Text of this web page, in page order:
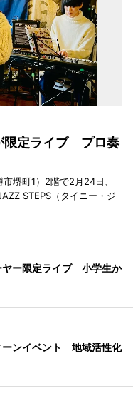
限定ライブ プロ奏
堺町1）2階で2月24日、
STEPS（タイニー・ジ
ヤー限定ライブ 小学生か
ーンイベント 地域活性化